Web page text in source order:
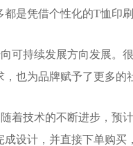
是凭借个性化的T恤印刷
可持续发展方向发展。
也为品牌赋予了更多的
着技术的不断进步，预
设计，并直接下单购买